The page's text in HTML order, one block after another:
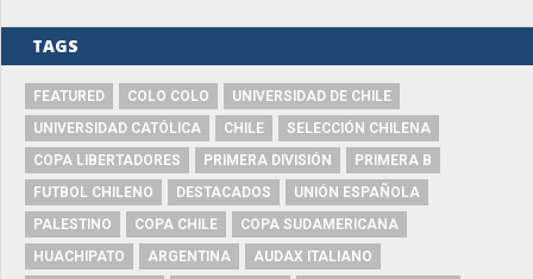
TAGS
FEATURED COLO COLO
UNIVERSIDAD DE CHILE
UNIVERSIDAD CATÓLICA
CHILE
SELECCIÓN CHILENA
COPA LIBERTADORES
PRIMERA DIVISIÓN
PRIMERA B
FUTBOL CHILENO
DESTACADOS
UNIÓN ESPAÑOLA
PALESTINO
COPA CHILE
COPA SUDAMERICANA
HUACHIPATO
ARGENTINA
AUDAX ITALIANO